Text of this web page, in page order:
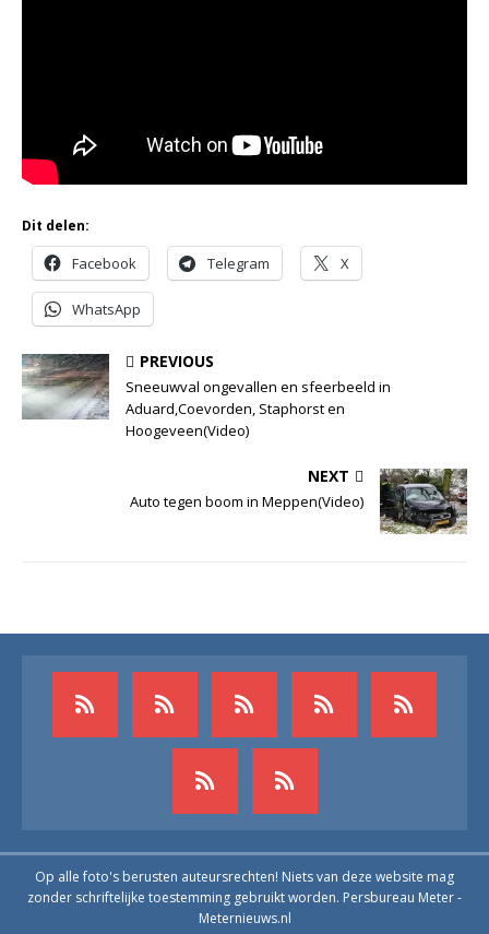
Dit delen:
Facebook Telegram X
WhatsApp
PREVIOUS
Sneeuwval ongevallen en sfeerbeeld in
Aduard,Coevorden, Staphorst en
Hoogeveen(Video)
NEXT
Auto tegen boom in Meppen(Video)
Op alle foto's berusten auteursrechten! Niets van deze website mag
zonder schriftelijke toestemming gebruikt worden. Persbureau Meter -
Meternieuws.nl